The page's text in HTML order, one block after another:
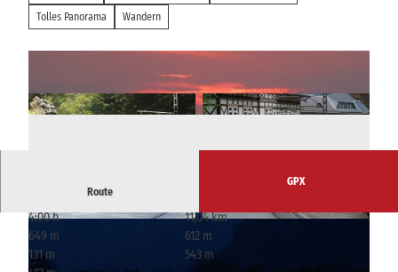
Tolles Panorama
Wandern
Route
GPX
4:00 h
11,04 km
649 m
612 m
131 m
543 m